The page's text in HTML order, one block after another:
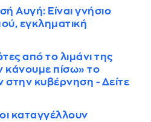
Αυγή: Είναι γνήσιο
εγκληματική
από το λιμάνι της
κάνουμε πίσω» το
στην κυβέρνηση - Δείτε
καταγγέλλουν